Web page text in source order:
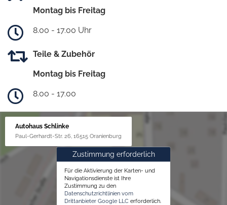
Montag bis Freitag
8.00 - 17.00 Uhr
Teile & Zubehör
Montag bis Freitag
8.00 - 17.00
Autohaus Schlinke
Paul-Gerhardt-Str. 26, 16515 Oranienburg
Zustimmung erforderlich
Für die Aktivierung der Karten- und
Navigationsdienste ist Ihre
Zustimmung zu den
Datenschutzrichtlinien vom
Drittanbieter Google LLC erforderlich.